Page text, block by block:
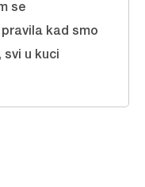
se
kad smo
u kuci